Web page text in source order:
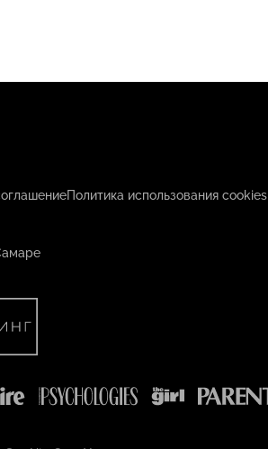
Политика использования cookies